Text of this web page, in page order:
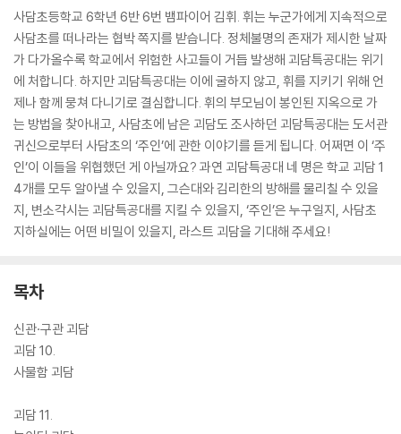
사담초등학교 6학년 6반 6번 뱀파이어 김휘. 휘는 누군가에게 지속적으로
사담초를 떠나라는 협박 쪽지를 받습니다. 정체불명의 존재가 제시한 날짜
가 다가올수록 학교에서 위험한 사고들이 거듭 발생해 괴담특공대는 위기
에 처합니다. 하지만 괴담특공대는 이에 굴하지 않고, 휘를 지키기 위해 언
제나 함께 뭉쳐 다니기로 결심합니다. 휘의 부모님이 봉인된 지옥으로 가
는 방법을 찾아내고, 사담초에 남은 괴담도 조사하던 괴담특공대는 도서관
귀신으로부터 사담초의 ‘주인’에 관한 이야기를 듣게 됩니다. 어쩌면 이 ‘주
인’이 이들을 위협했던 게 아닐까요? 과연 괴담특공대 네 명은 학교 괴담 1
4개를 모두 알아낼 수 있을지, 그슨대와 김리한의 방해를 물리칠 수 있을
지, 변소각시는 괴담특공대를 지킬 수 있을지, ‘주인’은 누구일지, 사담초
지하실에는 어떤 비밀이 있을지, 라스트 괴담을 기대해 주세요!
목차
신관·구관 괴담
괴담 10.
사물함 괴담
괴담 11.